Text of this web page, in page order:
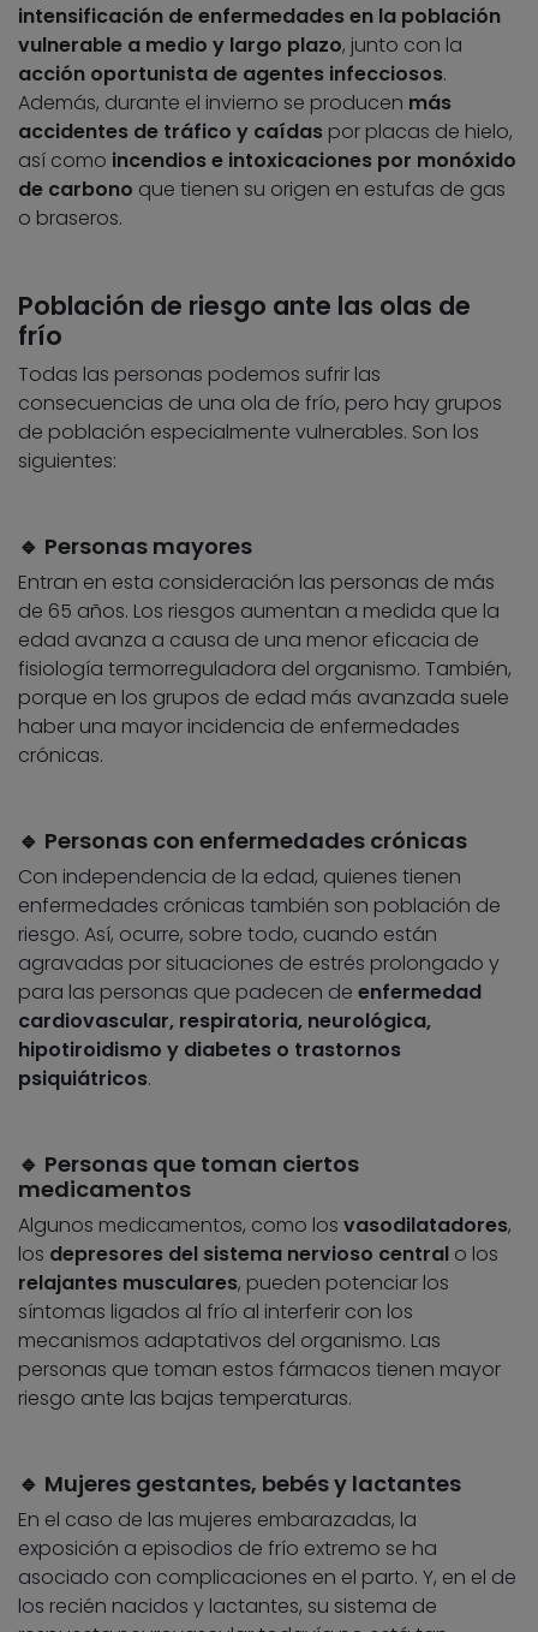
intensificación de enfermedades en la población
vulnerable a medio y largo plazo, junto con la
acción oportunista de agentes infecciosos.
Además, durante el invierno se producen más
accidentes de tráfico y caídas por placas de hielo,
así como incendios e intoxicaciones por monóxido
de carbono que tienen su origen en estufas de gas
o braseros.
Población de riesgo ante las olas de
frío
Todas las personas podemos sufrir las
consecuencias de una ola de frío, pero hay grupos
de población especialmente vulnerables. Son los
siguientes:
🔹 Personas mayores
Entran en esta consideración las personas de más
de 65 años. Los riesgos aumentan a medida que la
edad avanza a causa de una menor eficacia de
fisiología termorreguladora del organismo. También,
porque en los grupos de edad más avanzada suele
haber una mayor incidencia de enfermedades
crónicas.
🔹 Personas con enfermedades crónicas
Con independencia de la edad, quienes tienen
enfermedades crónicas también son población de
riesgo. Así, ocurre, sobre todo, cuando están
agravadas por situaciones de estrés prolongado y
para las personas que padecen de enfermedad
cardiovascular, respiratoria, neurológica,
hipotiroidismo y diabetes o trastornos
psiquiátricos.
🔹 Personas que toman ciertos
medicamentos
Algunos medicamentos, como los vasodilatadores,
los depresores del sistema nervioso central o los
relajantes musculares, pueden potenciar los
síntomas ligados al frío al interferir con los
mecanismos adaptativos del organismo. Las
personas que toman estos fármacos tienen mayor
riesgo ante las bajas temperaturas.
🔹 Mujeres gestantes, bebés y lactantes
En el caso de las mujeres embarazadas, la
exposición a episodios de frío extremo se ha
asociado con complicaciones en el parto. Y, en el de
los recién nacidos y lactantes, su sistema de